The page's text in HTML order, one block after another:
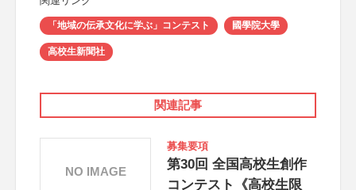
「地域の伝承文化に学ぶ」コンテスト 國學院大學
高校生新聞社
関連記事
募集要項
第30回 全国高校生創作
コンテスト《高校生限
NO IMAGE